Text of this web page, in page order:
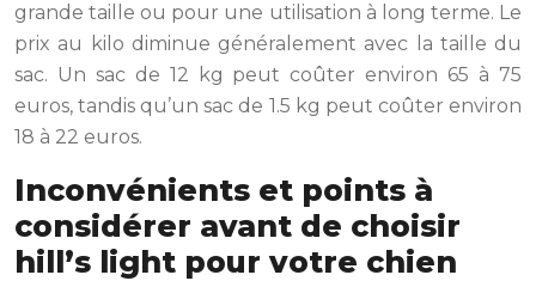
grande taille ou pour une utilisation à long terme. Le
prix au kilo diminue généralement avec la taille du
sac. Un sac de 12 kg peut coûter environ 65 à 75
euros, tandis qu’un sac de 1.5 kg peut coûter environ
18 à 22 euros.
Inconvénients et points à
considérer avant de choisir
hill’s light pour votre chien